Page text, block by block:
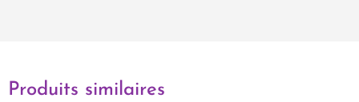
Produits similaires